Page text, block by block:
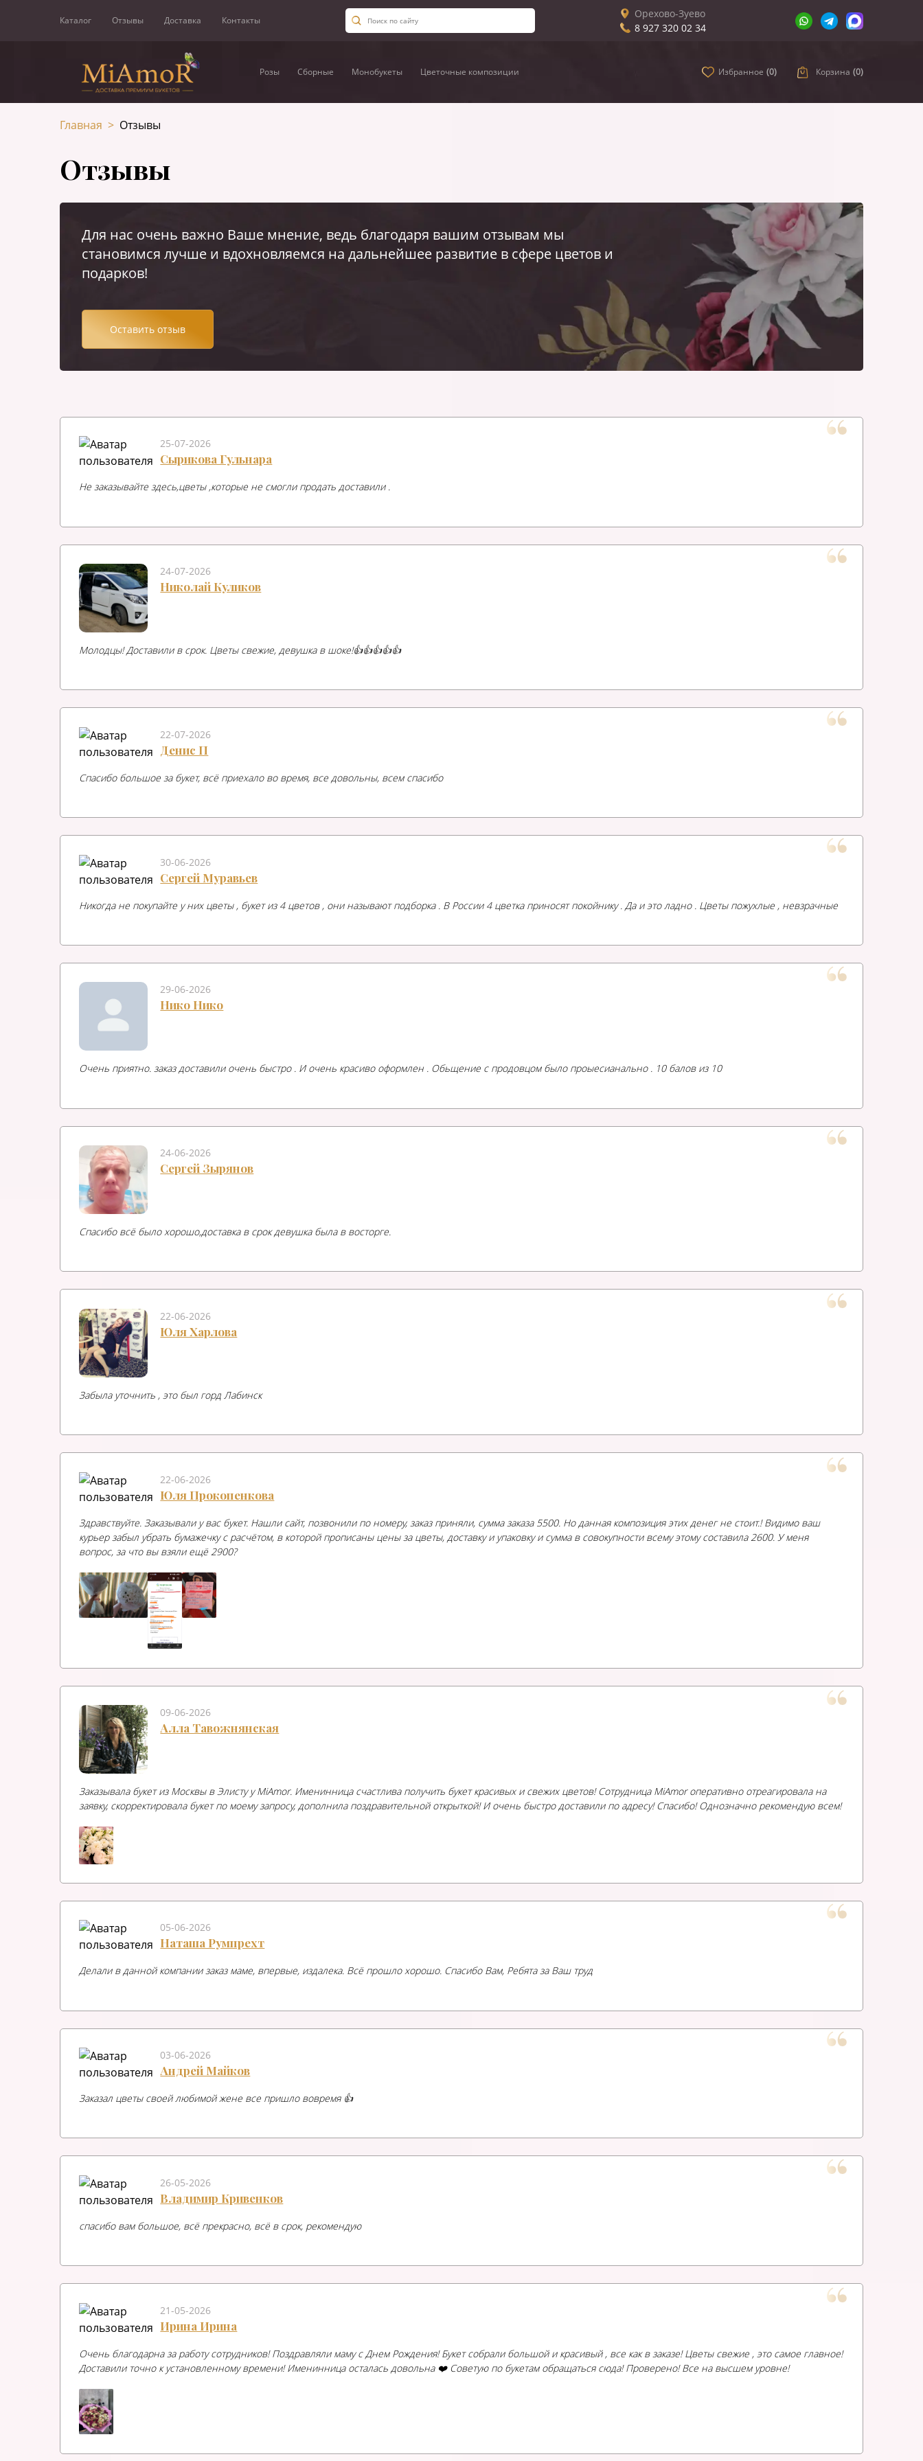
Каталог Отзывы Доставка Контакты
Орехово-Зуево
8 927 320 02 34
Розы Сборные Монобукеты Цветочные композиции Избранное (0) Корзина (0)
Главная > Отзывы
Отзывы
Для нас очень важно Ваше мнение, ведь благодаря вашим отзывам мы
становимся лучше и вдохновляемся на дальнейшее развитие в сфере цветов и
подарков!
Оставить отзыв
25-07-2026
Сырикова Гульнара
Не заказывайте здесь,цветы ,которые не смогли продать доставили .
24-07-2026
Николай Куликов
Молодцы! Доставили в срок. Цветы свежие, девушка в шоке!👍👍👍👍👍
22-07-2026
Денис П
Спасибо большое за букет, всё приехало во время, все довольны, всем спасибо
30-06-2026
Сергей Муравьев
Никогда не покупайте у них цветы , букет из 4 цветов , они называют подборка . В России 4 цветка приносят покойнику . Да и это ладно . Цветы пожухлые , невзрачные
29-06-2026
Нико Нико
Очень приятно. заказ доставили очень быстро . И очень красиво оформлен . Обьщение с продовцом было проыесианально . 10 балов из 10
24-06-2026
Сергей Зырянов
Спасибо всё было хорошо,доставка в срок девушка была в восторге.
22-06-2026
Юля Харлова
Забыла уточнить , это был горд Лабинск
22-06-2026
Юля Прокопенкова
Здравствуйте. Заказывали у вас букет. Нашли сайт, позвонили по номеру, заказ приняли, сумма заказа 5500. Но данная композиция этих денег не стоит.! Видимо ваш
курьер забыл убрать бумажечку с расчётом, в которой прописаны цены за цветы, доставку и упаковку и сумма в совокупности всему этому составила 2600. У меня
вопрос, за что вы взяли ещё 2900?
09-06-2026
Алла Тавожнянская
Заказывала букет из Москвы в Элисту у MiAmor. Именинница счастлива получить букет красивых и свежих цветов! Сотрудница MiAmor оперативно отреагировала на
заявку, скорректировала букет по моему запросу, дополнила поздравительной открыткой! И очень быстро доставили по адресу! Спасибо! Однозначно рекомендую всем!
05-06-2026
Наташа Румпрехт
Делали в данной компании заказ маме, впервые, издалека. Всё прошло хорошо. Спасибо Вам, Ребята за Ваш труд
03-06-2026
Андрей Майков
Заказал цветы своей любимой жене все пришло вовремя 👍
26-05-2026
Владимир Кривенков
спасибо вам большое, всё прекрасно, всё в срок, рекомендую
21-05-2026
Ирина Ирина
Очень благодарна за работу сотрудников! Поздравляли маму с Днем Рождения! Букет собрали большой и красивый , все как в заказе! Цветы свежие , это самое главное!
Доставили точно к установленному времени! Именинница осталась довольна ❤️ Советую по букетам обращаться сюда! Проверено! Все на высшем уровне!